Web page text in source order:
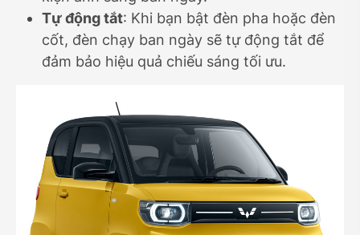
Tự động tắt: Khi bạn bật đèn pha hoặc đèn
cốt, đèn chạy ban ngày sẽ tự động tắt để
đảm bảo hiệu quả chiếu sáng tối ưu.